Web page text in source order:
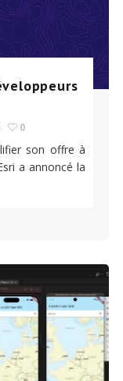
0
son offre à
a annoncé la